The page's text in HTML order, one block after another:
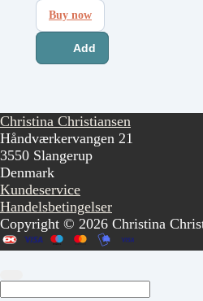
Buy now
Add
Christina Christiansen
Håndværkervangen 21
3550 Slangerup
Denmark
Kundeservice
Handelsbetingelser
Copyright © 2026 Christina